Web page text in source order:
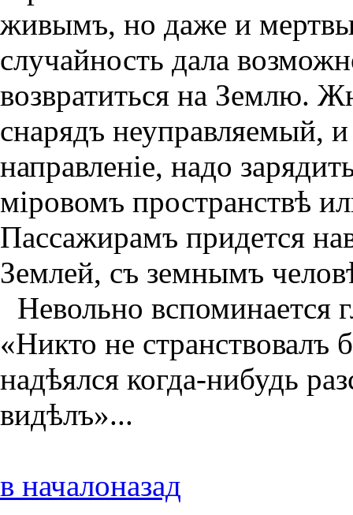
живымъ, но даже и
случайность дала
возвратиться на Землю.
снарядъ неуправляемый,
направленiе, надо
мiровомъ пространствѣ
Пассажирамъ придется
Землей, съ земнымъ
Невольно вспоминается
«Никто не странствовалъ
надѣялся когда-нибудь
видѣлъ»...
в началоназад